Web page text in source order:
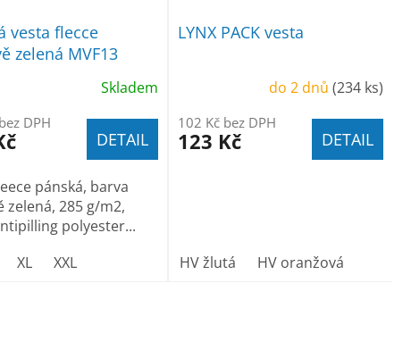
vel.64
vesta flecce
zelená MVF13
Skladem
DPH
DETAIL
pánská, barva
zelená, 285 g/m2,
polyester...
XL XXL
LYNX PACK vesta
do 2 dnů (234 ks)
102 Kč bez DPH
123 Kč DETAIL
HV žlutá HV oranžová